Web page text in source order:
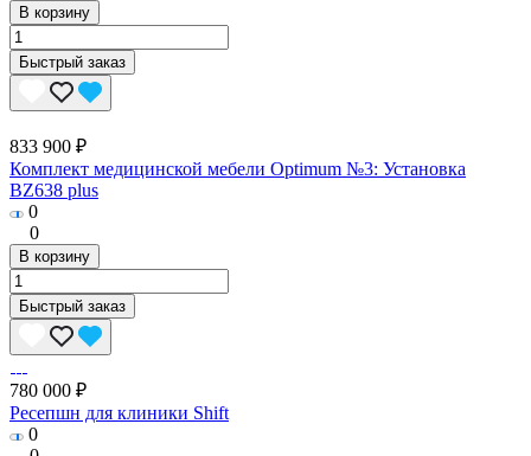
В корзину
Быстрый заказ
833 900 ₽
Комплект медицинской мебели Optimum №3: Установка
BZ638 plus
0
0
В корзину
Быстрый заказ
780 000 ₽
Ресепшн для клиники Shift
0